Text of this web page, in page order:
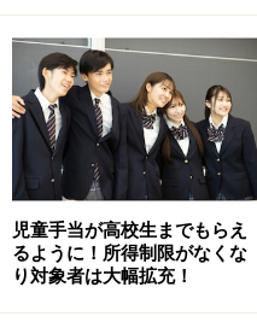
また投資により得られる
どが5年間非課税であり
使い保有することで非課
きるなど、効率よく将来
方、18歳になるまで原則
デメリットもあり、いつ
般NISA」や「つみたて
度とは言えませんでした。
児童手当が高校生までもらえ
るように！所得制限がなくな
り対象者は大幅拡充！